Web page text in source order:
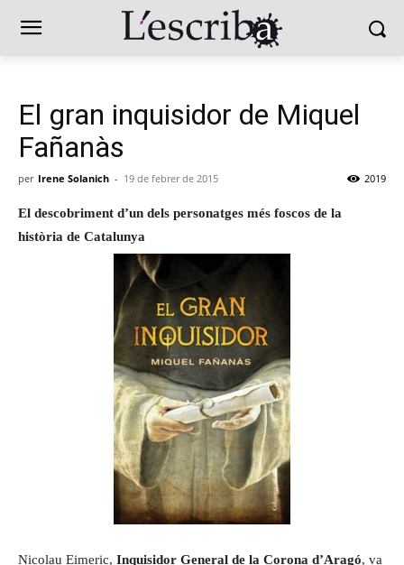
El gran inquisidor de Miquel
Fañanàs
per Irene Solanich - 19 de febrer de 2015 2019
El descobriment d’un dels personatges més foscos de la
història de Catalunya
Nicolau Eimeric, Inquisidor General de la Corona d’Aragó, va